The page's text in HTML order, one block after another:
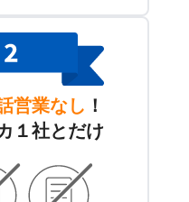
営業なし ！
１社とだけ